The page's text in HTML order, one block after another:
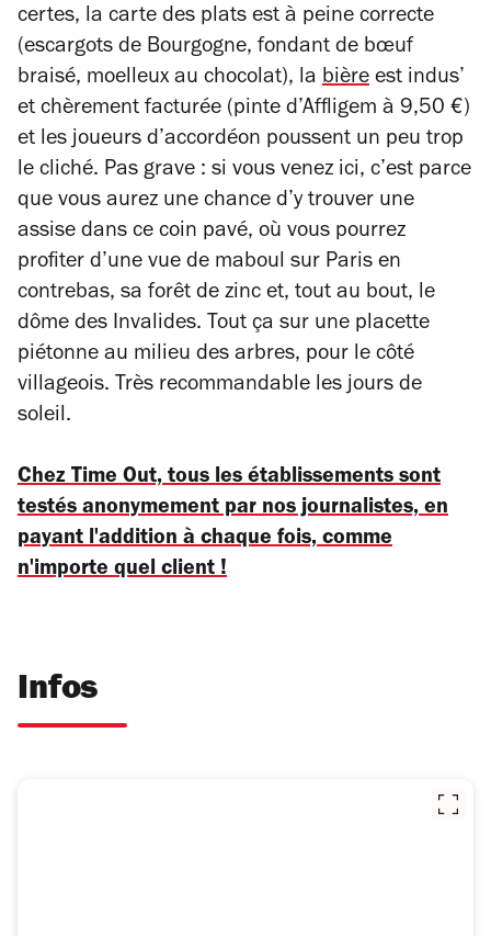
certes, la carte des plats est à peine correcte
(escargots de Bourgogne, fondant de bœuf
braisé, moelleux au chocolat), la bière est indus’
et chèrement facturée (pinte d’Affligem à 9,50 €)
et les joueurs d’accordéon poussent un peu trop
le cliché. Pas grave : si vous venez ici, c’est parce
que vous aurez une chance d’y trouver une
assise dans ce coin pavé, où vous pourrez
profiter d’une vue de maboul sur Paris en
contrebas, sa forêt de zinc et, tout au bout, le
dôme des Invalides. Tout ça sur une placette
piétonne au milieu des arbres, pour le côté
villageois. Très recommandable les jours de
soleil.
Chez Time Out, tous les établissements sont
testés anonymement par nos journalistes, en
payant l'addition à chaque fois, comme
n'importe quel client !
Infos